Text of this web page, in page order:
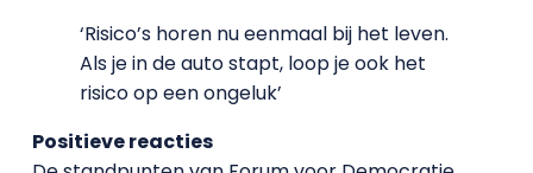
‘Risico’s horen nu eenmaal bij het leven.
Als je in de auto stapt, loop je ook het
risico op een ongeluk’
Positieve reacties